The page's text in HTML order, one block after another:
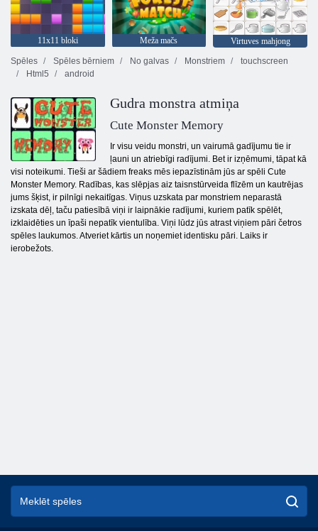
11x11 bloki Meža mačs
Virtuves mahjong
Spēles
Spēles bērniem No galvas Monstriem
touchscreen
Html5
android
Gudra monstra atmiņa
Cute Monster Memory
Ir visu veidu monstri, un vairumā gadījumu tie ir
ļauni un atriebīgi radījumi. Bet ir izņēmumi, tāpat kā
visi noteikumi. Tieši ar šādiem freaks mēs iepazīstinām jūs ar spēli Cute
Monster Memory. Radības, kas slēpjas aiz taisnstūrveida flīzēm un kautrējas
jums šķist, ir pilnīgi nekaitīgas. Viņus uzskata par monstriem neparastā
izskata dēļ, taču patiesībā viņi ir laipnākie radījumi, kuriem patīk spēlēt,
izklaidēties un īpaši nepatīk vientulība. Viņi lūdz jūs atrast viņiem pāri četros
spēles laukumos. Atveriet kārtis un noņemiet identisku pāri. Laiks ir
ierobežots.